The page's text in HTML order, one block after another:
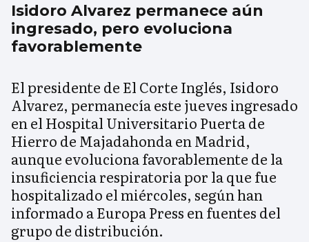
Isidoro Alvarez permanece aún
ingresado, pero evoluciona
favorablemente
El presidente de El Corte Inglés, Isidoro
Alvarez, permanecía este jueves ingresado
en el Hospital Universitario Puerta de
Hierro de Majadahonda en Madrid,
aunque evoluciona favorablemente de la
insuficiencia respiratoria por la que fue
hospitalizado el miércoles, según han
informado a Europa Press en fuentes del
grupo de distribución.